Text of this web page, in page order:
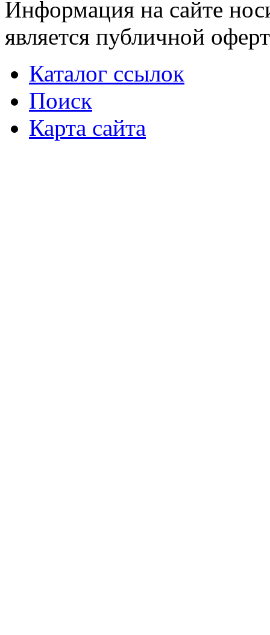
Информация на сайте
является публичной
Каталог ссылок
Поиск
Карта сайта